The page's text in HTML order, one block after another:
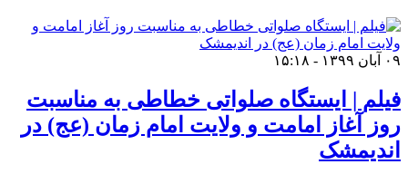
۰۹ آبان ۱۳۹۹ - ۱۵:۱۸
فیلم | ایستگاه صلواتی خطاطی به مناسبت
روز آغاز امامت و ولایت امام زمان (عج) در
اندیمشک